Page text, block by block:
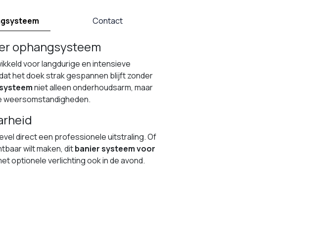
Contact
ophangsysteem
voor langdurige en intensieve
het doek strak gespannen blijft zonder
niet alleen onderhoudsarm, maar
weersomstandigheden.
direct een professionele uitstraling. Of
wilt maken, ditbanier systeem voor
optionele verlichting ook in de avond.